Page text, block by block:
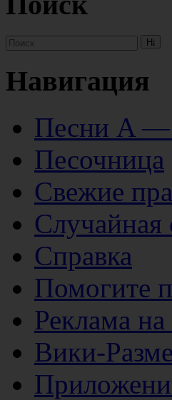
Навигация
Песни А
Песочница
Свежие
Случайная
Справка
Помогите
Реклама на
Вики-